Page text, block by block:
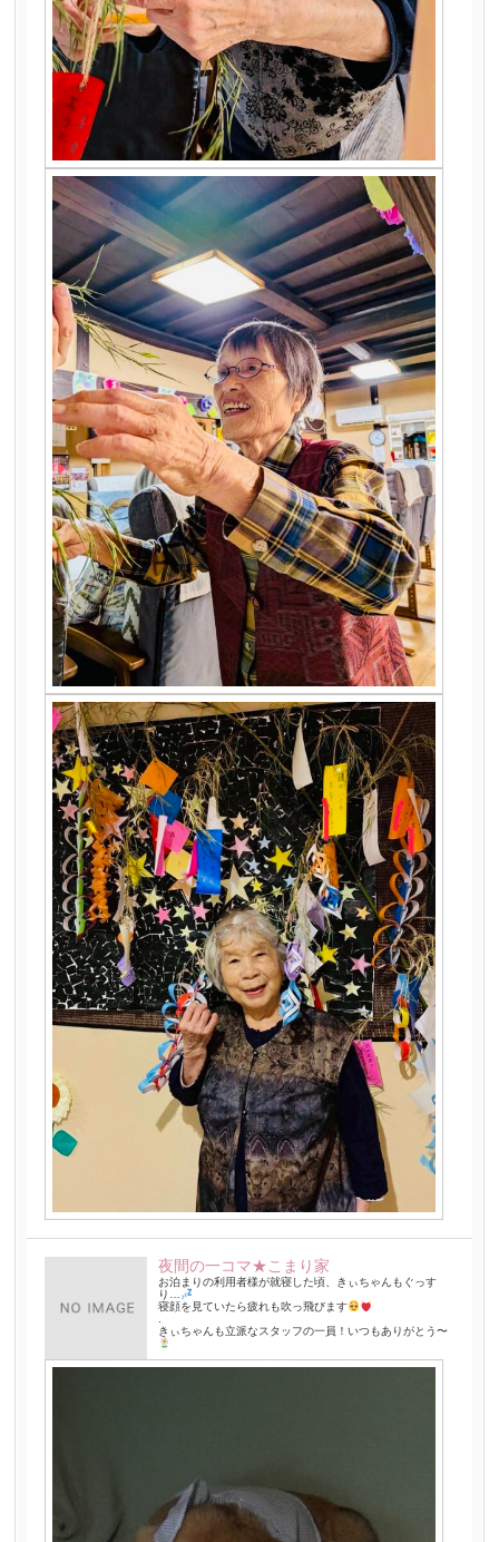
夜間の一コマ★こまり家
お泊まりの利用者様が就寝した頃、きぃちゃんもぐっす
り…
寝顔を見ていたら疲れも吹っ飛びます
きぃちゃんも立派なスタッフの一員！いつもありがとう〜